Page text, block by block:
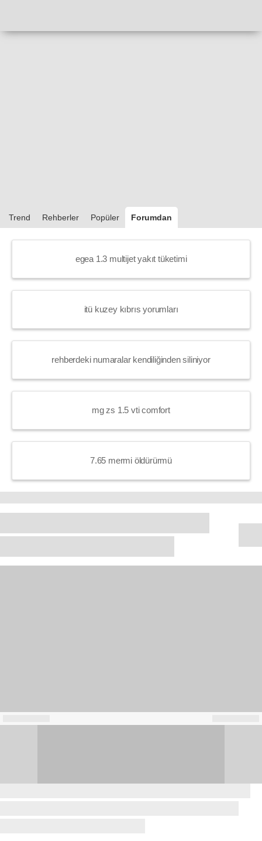
Trend Rehberler Popüler Forumdan
egea 1.3 multijet yakıt tüketimi
itü kuzey kıbrıs yorumları
rehberdeki numaralar kendiliğinden siliniyor
mg zs 1.5 vti comfort
7.65 mermi öldürürmü